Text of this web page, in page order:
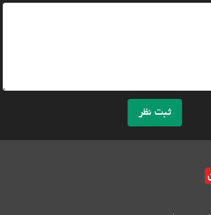
ثبت نظر